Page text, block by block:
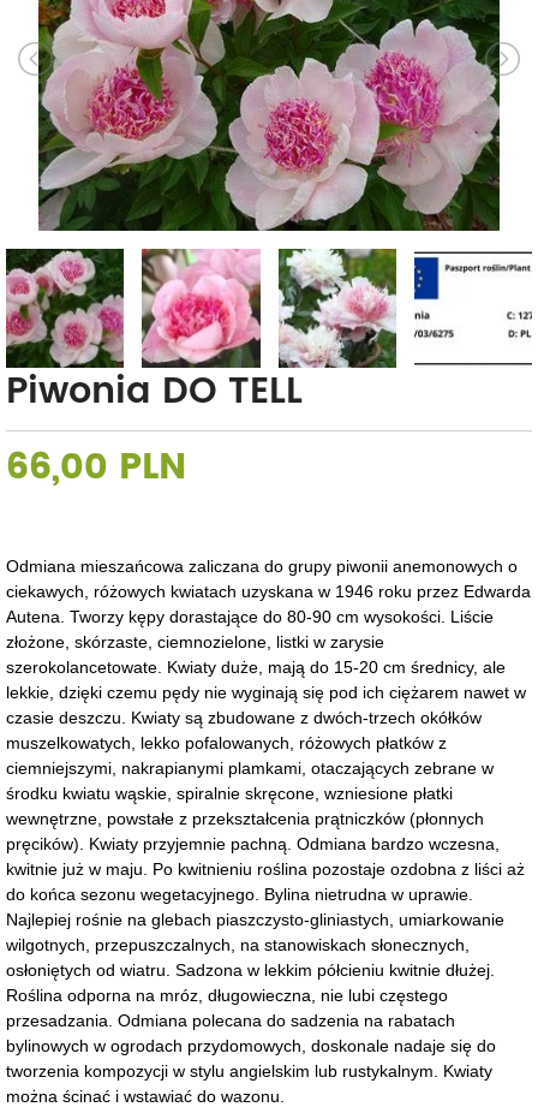
Piwonia DO TELL
66,00 PLN
Odmiana mieszańcowa zaliczana do grupy piwonii anemonowych o
ciekawych, różowych kwiatach uzyskana w 1946 roku przez Edwarda
Autena. Tworzy kępy dorastające do 80-90 cm wysokości. Liście
złożone, skórzaste, ciemnozielone, listki w zarysie
szerokolancetowate. Kwiaty duże, mają do 15-20 cm średnicy, ale
lekkie, dzięki czemu pędy nie wyginają się pod ich ciężarem nawet w
czasie deszczu. Kwiaty są zbudowane z dwóch-trzech okółków
muszelkowatych, lekko pofalowanych, różowych płatków z
ciemniejszymi, nakrapianymi plamkami, otaczających zebrane w
środku kwiatu wąskie, spiralnie skręcone, wzniesione płatki
wewnętrzne, powstałe z przekształcenia prątniczków (płonnych
pręcików). Kwiaty przyjemnie pachną. Odmiana bardzo wczesna,
kwitnie już w maju. Po kwitnieniu roślina pozostaje ozdobna z liści aż
do końca sezonu wegetacyjnego. Bylina nietrudna w uprawie.
Najlepiej rośnie na glebach piaszczysto-gliniastych, umiarkowanie
wilgotnych, przepuszczalnych, na stanowiskach słonecznych,
osłoniętych od wiatru. Sadzona w lekkim półcieniu kwitnie dłużej.
Roślina odporna na mróz, długowieczna, nie lubi częstego
przesadzania. Odmiana polecana do sadzenia na rabatach
bylinowych w ogrodach przydomowych, doskonale nadaje się do
tworzenia kompozycji w stylu angielskim lub rustykalnym. Kwiaty
można ścinać i wstawiać do wazonu.